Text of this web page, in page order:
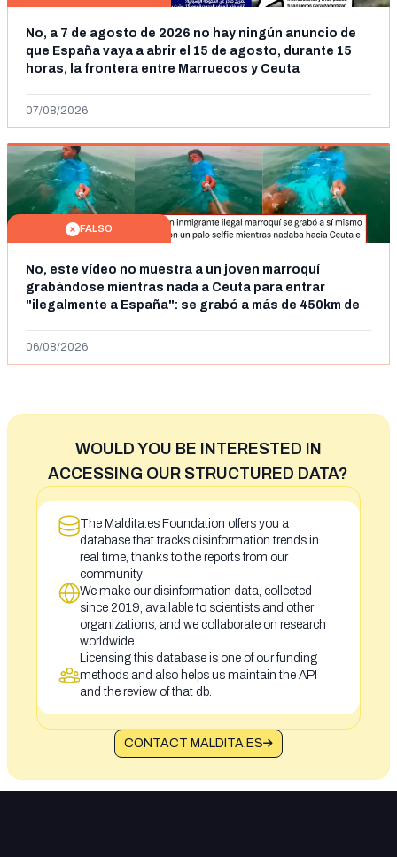
No, a 7 de agosto de 2026 no hay ningún anuncio de
que España vaya a abrir el 15 de agosto, durante 15
horas, la frontera entre Marruecos y Ceuta
07/08/2026
FALSO
No, este vídeo no muestra a un joven marroquí
grabándose mientras nada a Ceuta para entrar
"ilegalmente a España": se grabó a más de 450km de
06/08/2026
WOULD YOU BE INTERESTED IN
ACCESSING OUR STRUCTURED DATA?
The Maldita.es Foundation offers you a
database that tracks disinformation trends in
real time, thanks to the reports from our
community
We make our disinformation data, collected
since 2019, available to scientists and other
organizations, and we collaborate on research
worldwide.
Licensing this database is one of our funding
methods and also helps us maintain the API
and the review of that db.
CONTACT MALDITA.ES